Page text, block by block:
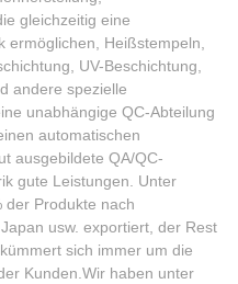
gleichzeitig eine
ermöglichen, Heißstempeln,
UV-Beschichtung,
andere spezielle
unabhängige QC-Abteilung
automatischen
ausgebildete QA/QC-
gute Leistungen. Unter
der Produkte nach
usw. exportiert, der Rest
sich immer um die
Kunden.Wir haben unter